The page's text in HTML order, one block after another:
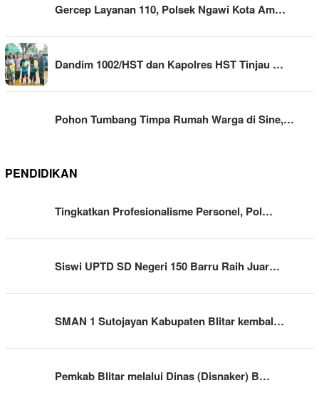
Gercep Layanan 110, Polsek Ngawi Kota Am…
Dandim 1002/HST dan Kapolres HST Tinjau …
Pohon Tumbang Timpa Rumah Warga di Sine,…
PENDIDIKAN
Tingkatkan Profesionalisme Personel, Pol…
Siswi UPTD SD Negeri 150 Barru Raih Juar…
SMAN 1 Sutojayan Kabupaten Blitar kembal…
Pemkab Blitar melalui Dinas (Disnaker) B…